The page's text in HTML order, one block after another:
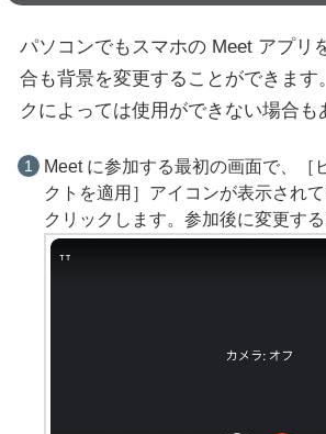
パソコンでもスマホの Meet アプリ
合も背景を変更することができま
クによっては使用ができない場合も
Meet に参加する最初の画面で、［
クトを適用］アイコンが表示され
クリックします。参加後に変更する